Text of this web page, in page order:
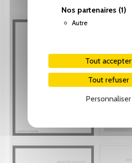
Nos partenaires (1)
Autre
Tout accepter
Tout refuser
Personnaliser